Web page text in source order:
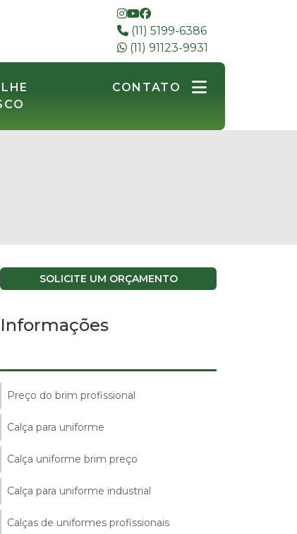
(11) 5199-6386
(11) 91123-9931
CONTATO
SOLICITE UM ORÇAMENTO
Informações
Preço do brim profissional
Calça para uniforme
Calça uniforme brim preço
Calça para uniforme industrial
Calças de uniformes profissionais